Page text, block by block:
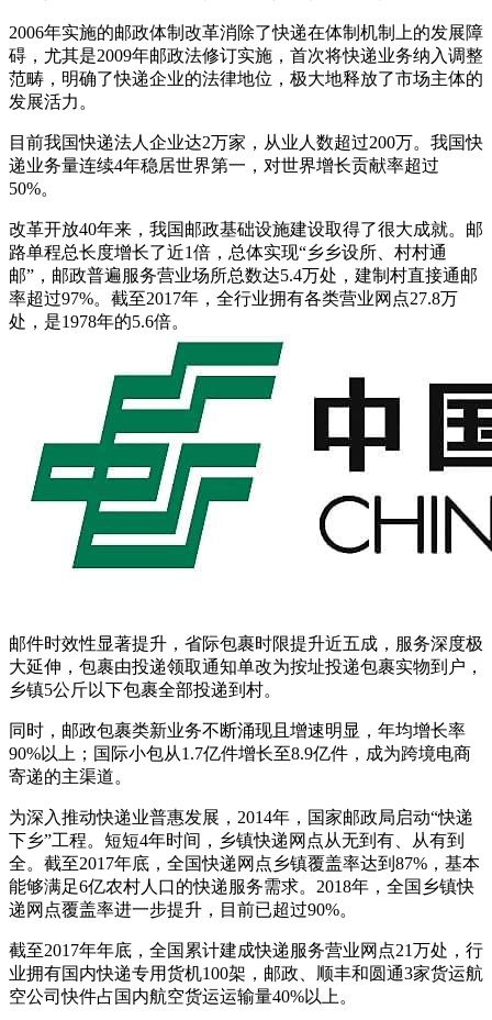
2006年实施的邮政体制改革消除了快递在体制机制上的发展障
碍，尤其是2009年邮政法修订实施，首次将快递业务纳入调整
范畴，明确了快递企业的法律地位，极大地释放了市场主体的
发展活力。
目前我国快递法人企业达2万家，从业人数超过200万。我国快
递业务量连续4年稳居世界第一，对世界增长贡献率超过
50%。
改革开放40年来，我国邮政基础设施建设取得了很大成就。邮
路单程总长度增长了近1倍，总体实现“乡乡设所、村村通
邮”，邮政普遍服务营业场所总数达5.4万处，建制村直接通邮
率超过97%。截至2017年，全行业拥有各类营业网点27.8万
处，是1978年的5.6倍。
邮件时效性显著提升，省际包裹时限提升近五成，服务深度极
大延伸，包裹由投递领取通知单改为按址投递包裹实物到户，
乡镇5公斤以下包裹全部投递到村。
同时，邮政包裹类新业务不断涌现且增速明显，年均增长率
90%以上；国际小包从1.7亿件增长至8.9亿件，成为跨境电商
寄递的主渠道。
为深入推动快递业普惠发展，2014年，国家邮政局启动“快递
下乡”工程。短短4年时间，乡镇快递网点从无到有、从有到
全。截至2017年底，全国快递网点乡镇覆盖率达到87%，基本
能够满足6亿农村人口的快递服务需求。2018年，全国乡镇快
递网点覆盖率进一步提升，目前已超过90%。
截至2017年年底，全国累计建成快递服务营业网点21万处，行
业拥有国内快递专用货机100架，邮政、顺丰和圆通3家货运航
空公司快件占国内航空货运运输量40%以上。